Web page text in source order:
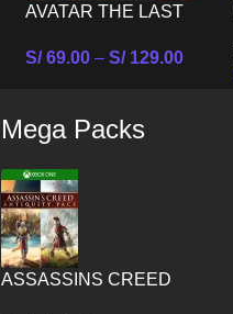
AVATAR THE LAST
FOR BALANCE –
S/69.00 – S/129.00
Mega Packs
ASSASSINS CREED